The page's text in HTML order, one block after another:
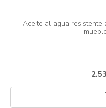
Aceite al agua resistente